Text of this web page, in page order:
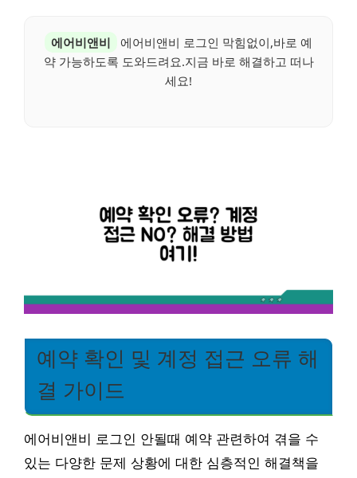
에어비앤비
에어비앤비 로그인 막힘없이,바로 예
약 가능하도록 도와드려요.지금 바로 해결하고 떠나
세요!
예약 확인 및 계정 접근 오류 해
결 가이드
에어비앤비 로그인 안될때 예약 관련하여 겪을 수
있는 다양한 문제 상황에 대한 심층적인 해결책을